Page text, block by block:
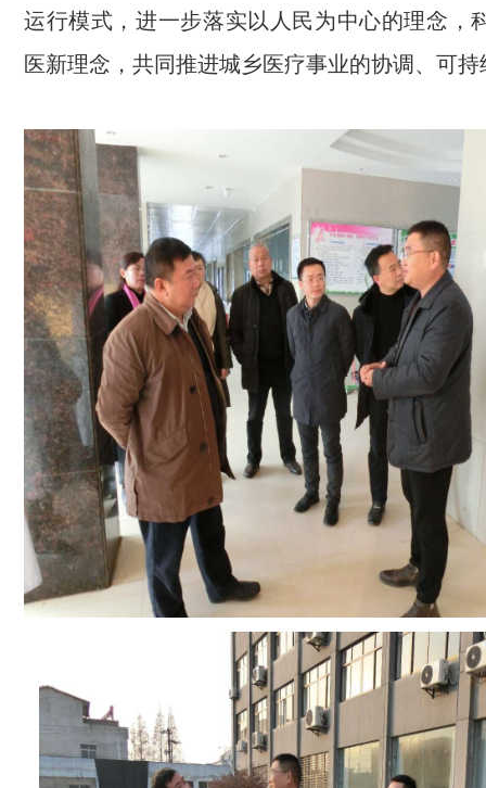
运行模式，进一步落实以人民为中心的理念，
医新理念，共同推进城乡医疗事业的协调、可持